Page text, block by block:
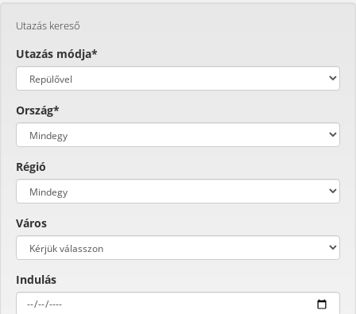
Utazás kereső
Utazás módja*
Ország*
Régió
Város
Indulás